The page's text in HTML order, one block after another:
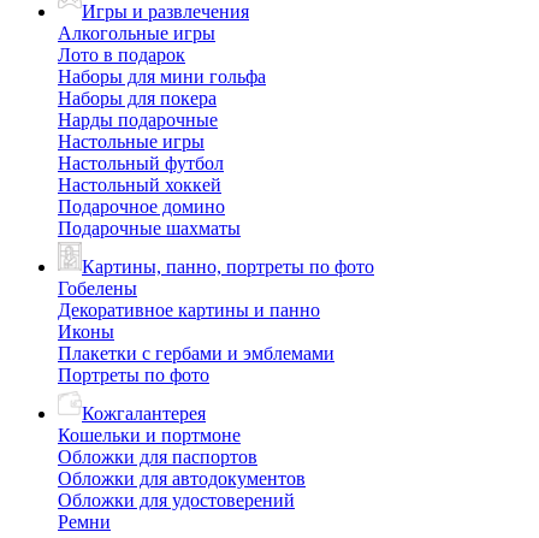
Игры и развлечения
Алкогольные игры
Лото в подарок
Наборы для мини гольфа
Наборы для покера
Нарды подарочные
Настольные игры
Настольный футбол
Настольный хоккей
Подарочное домино
Подарочные шахматы
Картины, панно, портреты по фото
Гобелены
Декоративное картины и панно
Иконы
Плакетки с гербами и эмблемами
Портреты по фото
Кожгалантерея
Кошельки и портмоне
Обложки для паспортов
Обложки для автодокументов
Обложки для удостоверений
Ремни